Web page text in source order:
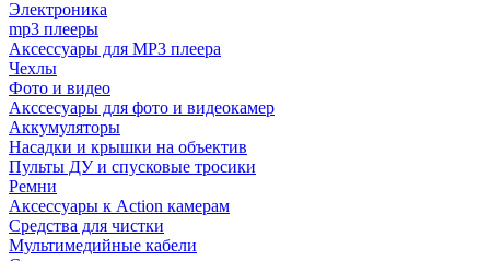
Электроника
mp3 плееры
Аксессуары для MP3 плеера
Чехлы
Фото и видео
Акссесуары для фото и видеокамер
Аккумуляторы
Насадки и крышки на объектив
Пульты ДУ и спусковые тросики
Ремни
Аксессуары к Action камерам
Средства для чистки
Мультимедийные кабели